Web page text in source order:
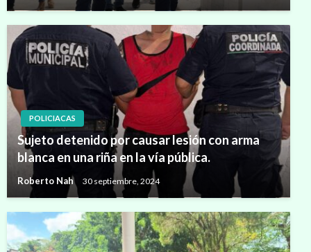
POLICIACAS
Sujeto detenido por causar lesión con arma
blanca en una riña en la vía pública.
Roberto Nah 30 septiembre, 2024